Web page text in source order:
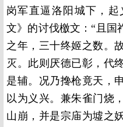
岗军直逼洛阳城下，
文》的讨伐檄文：“且国
之年，三十终姬之数。
灭。此则厌德已彰，代
是辅。况乃搀枪竟天，
以为义兴。兼朱雀门烧
山崩，并是宗庙为墟之